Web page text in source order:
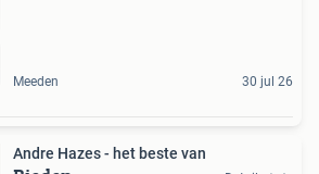
Meeden 30 jul 26
Andre Hazes - het beste van